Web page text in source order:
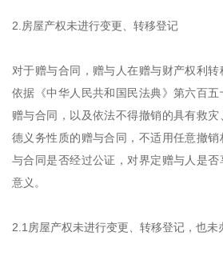
2.房屋产权未进行变更、转移登记
对于赠与合同，赠与人在赠与财产权利
依据《中华人民共和国民法典》第六百
赠与合同，以及依法不得撤销的具有救
德义务性质的赠与合同，不适用任意撤
与合同是否经过公证，对界定赠与人是
意义。
2.1房屋产权未进行变更、转移登记，也未